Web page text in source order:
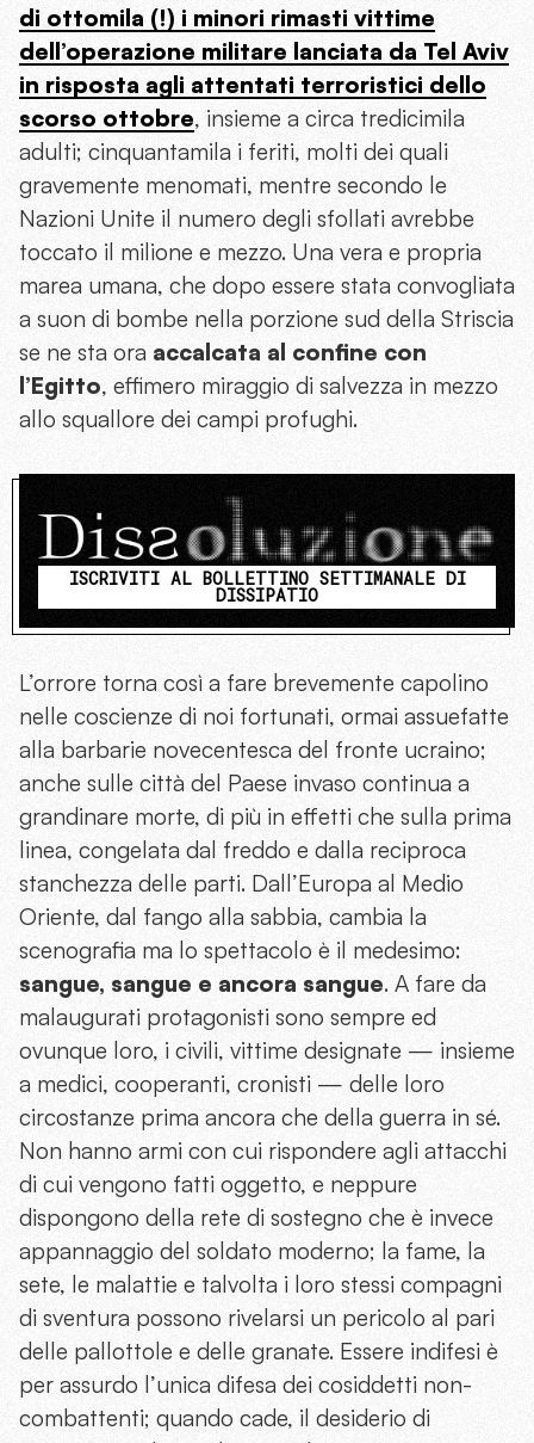
di ottomila (!) i minori rimasti vittime
dell’operazione militare lanciata da Tel Aviv
in risposta agli attentati terroristici dello
scorso ottobre, insieme a circa tredicimila
adulti; cinquantamila i feriti, molti dei quali
gravemente menomati, mentre secondo le
Nazioni Unite il numero degli sfollati avrebbe
toccato il milione e mezzo. Una vera e propria
marea umana, che dopo essere stata convogliata
a suon di bombe nella porzione sud della Striscia
se ne sta ora accalcata al confine con
l’Egitto, effimero miraggio di salvezza in mezzo
allo squallore dei campi profughi.
ISCRIVITI AL BOLLETTINO SETTIMANALE DI
DISSIPATIO
L’orrore torna così a fare brevemente capolino
nelle coscienze di noi fortunati, ormai assuefatte
alla barbarie novecentesca del fronte ucraino;
anche sulle città del Paese invaso continua a
grandinare morte, di più in effetti che sulla prima
linea, congelata dal freddo e dalla reciproca
stanchezza delle parti. Dall’Europa al Medio
Oriente, dal fango alla sabbia, cambia la
scenografia ma lo spettacolo è il medesimo:
sangue, sangue e ancora sangue. A fare da
malaugurati protagonisti sono sempre ed
ovunque loro, i civili, vittime designate — insieme
a medici, cooperanti, cronisti — delle loro
circostanze prima ancora che della guerra in sé.
Non hanno armi con cui rispondere agli attacchi
di cui vengono fatti oggetto, e neppure
dispongono della rete di sostegno che è invece
appannaggio del soldato moderno; la fame, la
sete, le malattie e talvolta i loro stessi compagni
di sventura possono rivelarsi un pericolo al pari
delle pallottole e delle granate. Essere indifesi è
per assurdo l’unica difesa dei cosiddetti non-
combattenti; quando cade, il desiderio di